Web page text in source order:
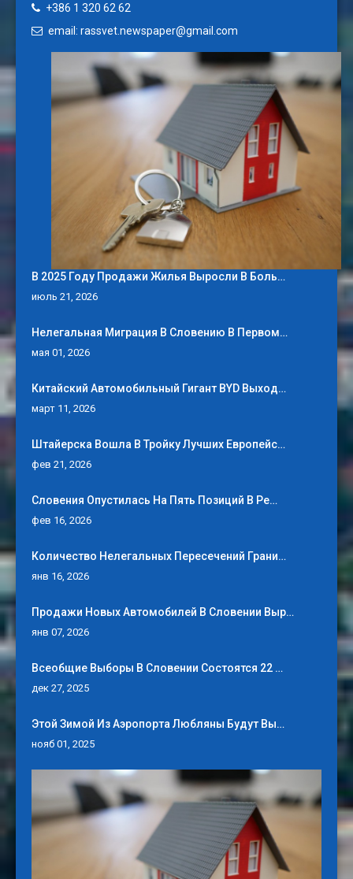
+386 1 320 62 62
email: rassvet.newspaper@gmail.com
В 2025 Году Продажи Жилья Выросли В Боль…
июль 21, 2026
Нелегальная Миграция В Словению В Первом…
мая 01, 2026
Китайский Автомобильный Гигант BYD Выход…
март 11, 2026
Штайерска Вошла В Тройку Лучших Европейс…
фев 21, 2026
Словения Опустилась На Пять Позиций В Ре…
фев 16, 2026
Количество Нелегальных Пересечений Грани…
янв 16, 2026
Продажи Новых Автомобилей В Словении Выр…
янв 07, 2026
Всеобщие Выборы В Словении Состоятся 22 …
дек 27, 2025
Этой Зимой Из Аэропорта Любляны Будут Вы…
нояб 01, 2025